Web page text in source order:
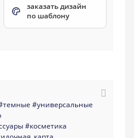
заказать дизайн
по шаблону
#универсальные
#косметика